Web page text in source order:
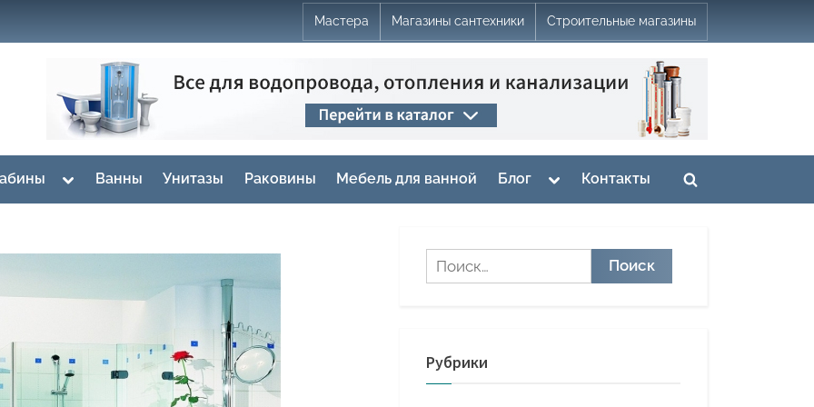
Мастера Магазины сантехники Строительные магазины
Toggle
menu
Ванны Унитазы Раковины Мебель для ванной Блог
Toggle
menu
Контакты
Toggle
Найти:
Рубрики